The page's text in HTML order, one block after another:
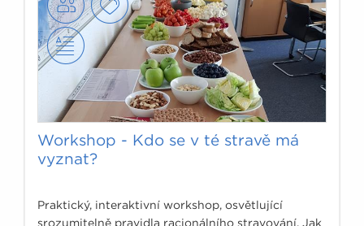
Workshop - Kdo se v té stravě má
vyznat?
Praktický, interaktivní workshop, osvětlující
srozumitelně pravidla racionálního stravování. Jak